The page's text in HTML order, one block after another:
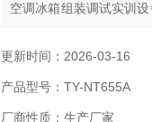
空调冰箱组装调试实训
装置配有制冷剂回收设
环境。
更新时间：2026-03-16
产品型号：TY-NT655A
厂商性质：生产厂家